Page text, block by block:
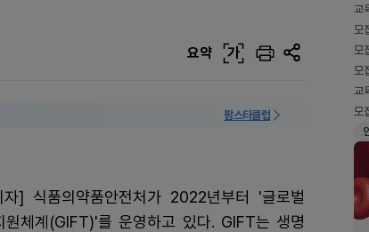
요약 가
팜스타클럽
] 식품의약품안전처가 2022년부터 '글로벌
원체계(GIFT)'를 운영하고 있다. GIFT는 생명
교
모
모
모
교
모